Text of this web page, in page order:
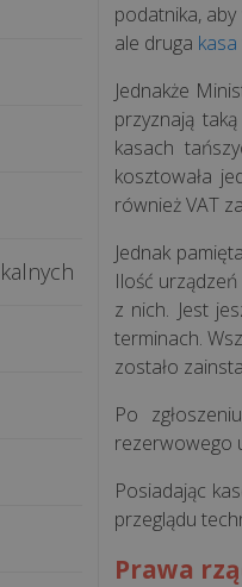
podatnika,
ale druga
Jednakże
przyznają
kasach
kosztowała
również VAT
Jednak
Ilość
z nich. Jest
terminach.
zostało
Po
rezerwowego
Posiadając
przeglądu
Prawa